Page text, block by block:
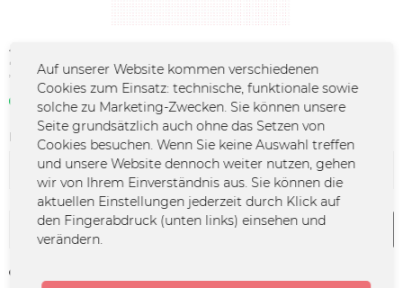
25,00 € *
*inkl. MwSt.
Sofort verfügbar | 3 - 4 Werktage
Farbe:
In den Warenkorb
Auf unserer Website kommen verschiedenen
Cookies zum Einsatz: technische, funktionale sowie
solche zu Marketing-Zwecken. Sie können unsere
Seite grundsätzlich auch ohne das Setzen von
Cookies besuchen. Wenn Sie keine Auswahl treffen
und unsere Website dennoch weiter nutzen, gehen
wir von Ihrem Einverständnis aus. Sie können die
aktuellen Einstellungen jederzeit durch Klick auf
den Fingerabdruck (unten links) einsehen und
verändern.